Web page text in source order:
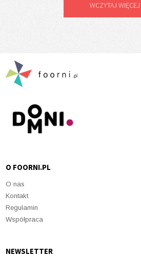
WCZYTAJ WIĘCEJ
O FOORNI.PL
O nas
Kontakt
Regulamin
Współpraca
NEWSLETTER